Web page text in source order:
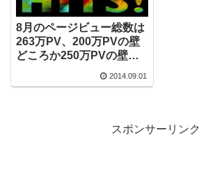
8月のページビュー総数は
263万PV、200万PVの壁
どころか250万PVの壁も
2014.09.01
スポンサーリンク